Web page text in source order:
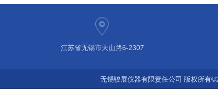
江苏省无锡市天山路6-2307
无锡骏展仪器有限责任公司 版权所有